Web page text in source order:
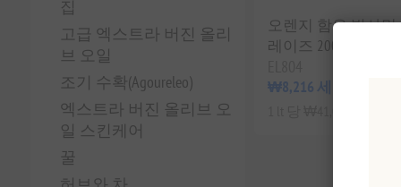
집
고급 엑스트라 버진 올리
브 오일
조기 수확(Agoureleo)
엑스트라 버진 올리브 오
일 스킨케어
꿀
오렌지 함유 발사믹
레이즈 200ml
₩8,216 세금 별도